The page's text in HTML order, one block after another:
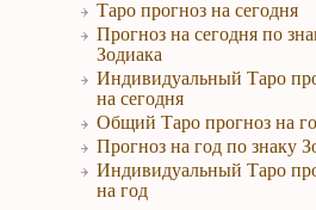
Таро прогноз на сегодня
Прогноз на сегодня по
Зодиака
Индивидуальный Таро
на сегодня
Общий Таро прогноз на
Прогноз на год по знаку
Индивидуальный Таро
на год